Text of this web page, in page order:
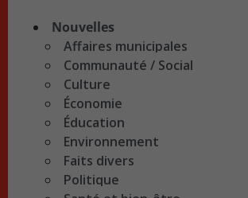
Nouvelles
Affaires municipales
Communauté / Social
Culture
Économie
Éducation
Environnement
Faits divers
Politique